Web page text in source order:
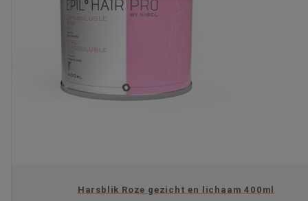
Harsblik Roze gezicht en lichaam 400ml